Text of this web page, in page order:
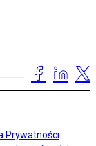
Prywatności